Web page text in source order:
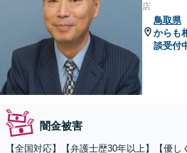
店
鳥取県
からも
談受付
闇金被害
【全国対応】【弁護士歴30年以上】【優